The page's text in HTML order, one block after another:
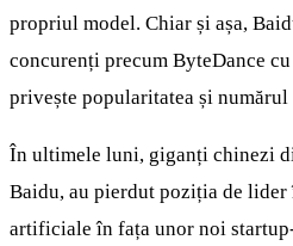
propriul model. Chiar și așa,
concurenți precum ByteDance
privește popularitatea și
În ultimele luni, giganți chinezi
Baidu, au pierdut poziția de
artificiale în fața unor noi